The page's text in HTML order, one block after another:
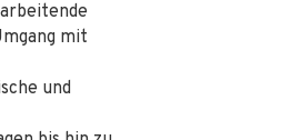
mit
und